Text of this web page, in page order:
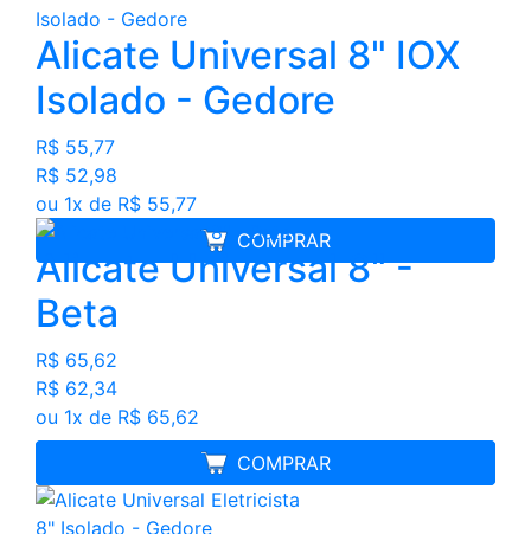
Alicate Universal 8" IOX
Isolado - Gedore
R$ 55,77
R$ 52,98
ou 1x de R$ 55,77
COMPRAR
Alicate Universal 8" -
Beta
R$ 65,62
R$ 62,34
ou 1x de R$ 65,62
COMPRAR
MELHOR PREÇO